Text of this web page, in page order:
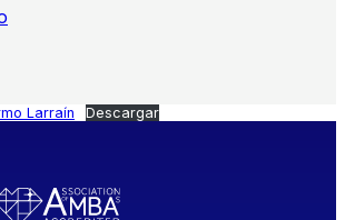
Larraín Descargar